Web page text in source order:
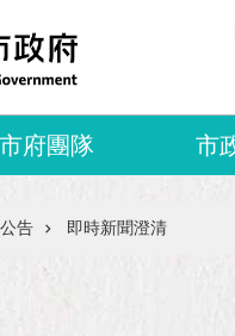
市府團隊 市
告 即時新聞澄清